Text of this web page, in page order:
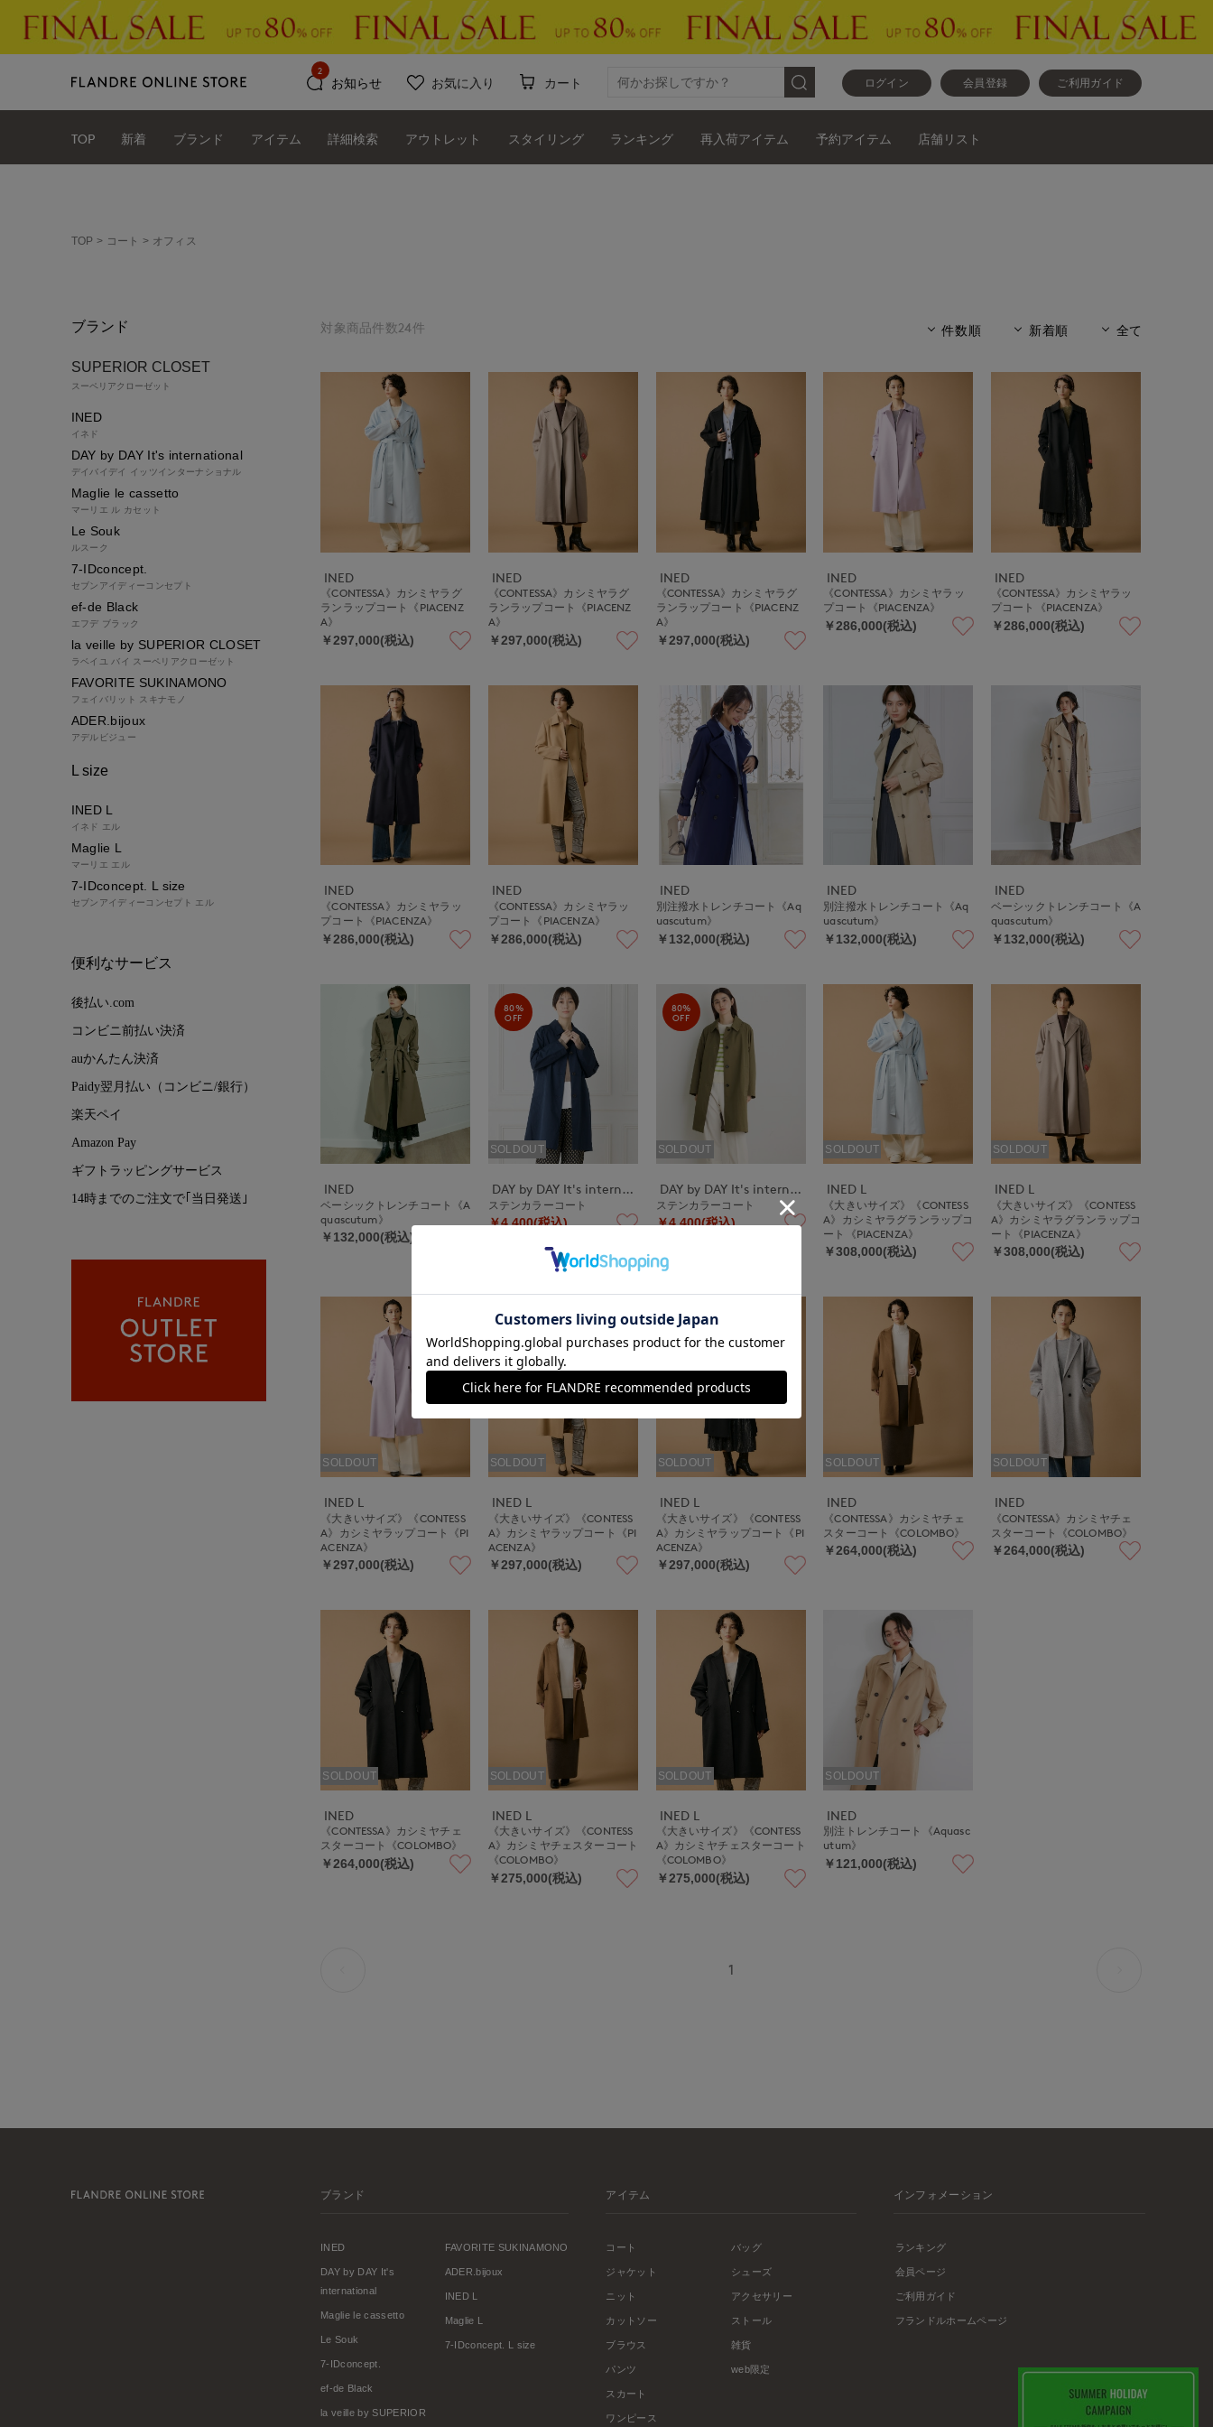
ログイン 会員登録 ご利用ガイド
お知らせ
2
お気に入り カート
TOP 新着 ブランド アイテム 詳細検索 アウトレット スタイリング ランキング 再入荷アイテム 予約アイテム 店舗リスト
TOP コート オフィス
件数順 新着順 全て
対象商品件数24件
INED
《CONTESSA》カシミヤラグ
ランラップコート《PIACENZ
A》
￥297,000(税込)
INED
《CONTESSA》カシミヤラグ
ランラップコート《PIACENZ
A》
￥297,000(税込)
INED
《CONTESSA》カシミヤラグ
ランラップコート《PIACENZ
A》
￥297,000(税込)
INED
《CONTESSA》カシミヤラッ
プコート《PIACENZA》
￥286,000(税込)
INED
《CONTESSA》カシミヤラッ
プコート《PIACENZA》
￥286,000(税込)
INED
《CONTESSA》カシミヤラッ
プコート《PIACENZA》
￥286,000(税込)
INED
《CONTESSA》カシミヤラッ
プコート《PIACENZA》
￥286,000(税込)
INED
別注撥水トレンチコート《Aq
uascutum》
￥132,000(税込)
INED
別注撥水トレンチコート《Aq
uascutum》
￥132,000(税込)
INED
ベーシックトレンチコート《A
quascutum》
￥132,000(税込)
INED
ベーシックトレンチコート《A
quascutum》
￥132,000(税込)
80%
OFF
SOLDOUT
DAY by DAY It's international
ステンカラーコート
￥4,400(税込)
80%
OFF
SOLDOUT
DAY by DAY It's international
ステンカラーコート
￥4,400(税込)
SOLDOUT
INED L
《大きいサイズ》《CONTESS
A》カシミヤラグランラップコ
ート《PIACENZA》
￥308,000(税込)
SOLDOUT
INED L
《大きいサイズ》《CONTESS
A》カシミヤラグランラップコ
ート《PIACENZA》
￥308,000(税込)
SOLDOUT
INED L
《大きいサイズ》《CONTESS
A》カシミヤラップコート《PI
ACENZA》
￥297,000(税込)
SOLDOUT
INED L
《大きいサイズ》《CONTESS
A》カシミヤラップコート《PI
ACENZA》
￥297,000(税込)
SOLDOUT
INED L
《大きいサイズ》《CONTESS
A》カシミヤラップコート《PI
ACENZA》
￥297,000(税込)
SOLDOUT
INED
《CONTESSA》カシミヤチェ
スターコート《COLOMBO》
￥264,000(税込)
SOLDOUT
INED
《CONTESSA》カシミヤチェ
スターコート《COLOMBO》
￥264,000(税込)
SOLDOUT
INED
《CONTESSA》カシミヤチェ
スターコート《COLOMBO》
￥264,000(税込)
SOLDOUT
INED L
《大きいサイズ》《CONTESS
A》カシミヤチェスターコート
《COLOMBO》
￥275,000(税込)
SOLDOUT
INED L
《大きいサイズ》《CONTESS
A》カシミヤチェスターコート
《COLOMBO》
￥275,000(税込)
SOLDOUT
INED
別注トレンチコート《Aquasc
utum》
￥121,000(税込)
1
ブランド
SUPERIOR CLOSET
スーペリアクローゼット
INED
イネド
DAY by DAY It's international
デイバイデイ イッツインターナショナル
Maglie le cassetto
マーリエ ル カセット
Le Souk
ルスーク
7-IDconcept.
セブンアイディーコンセプト
ef-de Black
エフデ ブラック
la veille by SUPERIOR CLOSET
ラベイユ バイ スーペリアクローゼット
FAVORITE SUKINAMONO
フェイバリット スキナモノ
ADER.bijoux
アデルビジュー
L size
INED L
イネド エル
Maglie L
マーリエ エル
7-IDconcept. L size
セブンアイディーコンセプト エル
便利なサービス
後払い.com
コンビニ前払い決済
auかんたん決済
Paidy翌月払い（コンビニ/銀行）
楽天ペイ
Amazon Pay
ギフトラッピングサービス
14時までのご注文で｢当日発送｣
ブランド
INED
DAY by DAY It's
international
Maglie le cassetto
Le Souk
7-IDconcept.
ef-de Black
la veille by SUPERIOR
FAVORITE SUKINAMONO
ADER.bijoux
INED L
Maglie L
7-IDconcept. L size
アイテム
コート
ジャケット
ニット
カットソー
ブラウス
パンツ
スカート
ワンピース
バッグ
シューズ
アクセサリー
ストール
雑貨
web限定
インフォメーション
ランキング
会員ページ
ご利用ガイド
フランドルホームページ